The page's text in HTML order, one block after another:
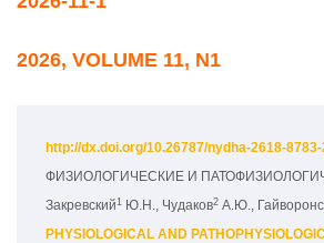
2026, VOLUME 11, N1
http://dx.doi.org/10.26787/nydha-2618-
ФИЗИОЛОГИЧЕСКИЕ И
Закревский 1 Ю.Н., Чудаков2 А.Ю.,
PHYSIOLOGICAL AND